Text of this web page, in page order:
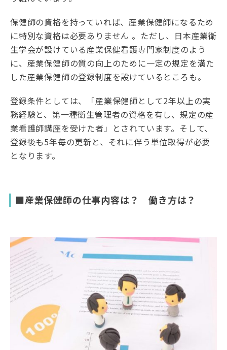
保健師の資格を持っていれば、産業保健師になるため
に特別な資格は必要ありません 。ただし、日本産業衛
生学会が設けている産業保健看護専門家制度のよう
に、産業保健師の質の向上のために一定の規定を満た
した産業保健師の登録制度を設けているところも。
登録条件としては、「産業保健師として2年以上の実
務経験と、第一種衛生管理者の資格を有し、規定の産
業看護師講座を受けた者」とされています。そして、
登録後も5年毎の更新と、それに伴う単位取得が必要
となります。
■産業保健師の仕事内容は？ 働き方は？